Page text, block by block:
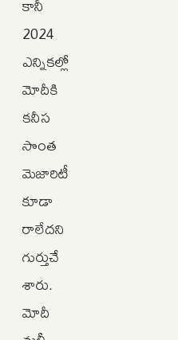
2024
ఎన్నికల్లో
మోదీకి
కనీస
సొంత
మెజారిటీ
కూడా
రాలేదని
గుర్తుచే
శారు.
మోదీ